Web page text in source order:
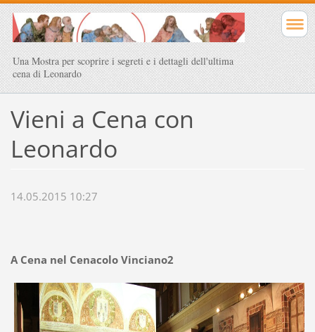
Una Mostra per scoprire i segreti e i dettagli dell'ultima
cena di Leonardo
Vieni a Cena con
Leonardo
14.05.2015 10:27
A Cena nel Cenacolo Vinciano2